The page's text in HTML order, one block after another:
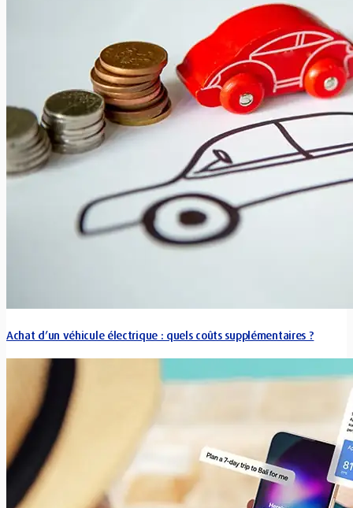
Achat d’un véhicule électrique : quels coûts supplémentaires ?